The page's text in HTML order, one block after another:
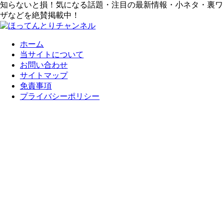
知らないと損！気になる話題・注目の最新情報・小ネタ・裏ワ
ザなどを絶賛掲載中！
ホーム
当サイトについて
お問い合わせ
サイトマップ
免責事項
プライバシーポリシー